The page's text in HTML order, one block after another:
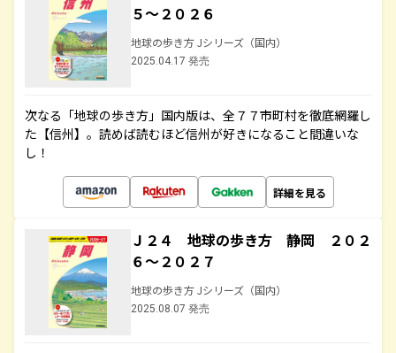
５～２０２６
地球の歩き方 Jシリーズ（国内）
2025.04.17 発売
次なる「地球の歩き方」国内版は、全７７市町村を徹底網羅し
た【信州】。読めば読むほど信州が好きになること間違いな
し！
詳細を見る
Ｊ２４ 地球の歩き方 静岡 ２０２
６～２０２７
地球の歩き方 Jシリーズ（国内）
2025.08.07 発売